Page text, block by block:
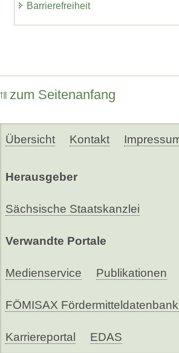
Barrierefreiheit
zum Seitenanfang
Übersicht Kontakt
Herausgeber
Sächsische Staatskanzlei
Verwandte Portale
Medienservice Publikationen
FÖMISAX Fördermitteldatenbank
Karriereportal EDAS